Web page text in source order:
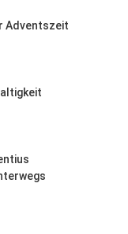
Adventszeit